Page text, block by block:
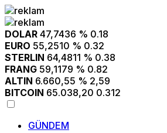
DOLAR 47,7436 % 0.18
EURO 55,2510 % 0.32
STERLIN 64,4811 % 0.38
FRANG 59,1179 % 0.82
ALTIN 6.660,55 % 2,59
BITCOIN 65.038,20 0.312
GÜNDEM